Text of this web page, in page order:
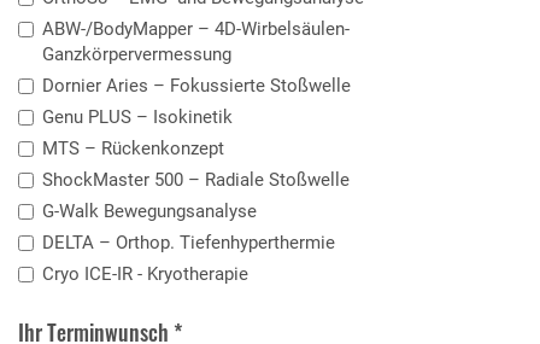
ABW-/BodyMapper – 4D-Wirbelsäulen-
Ganzkörpervermessung
Dornier Aries – Fokussierte Stoßwelle
Genu PLUS – Isokinetik
MTS – Rückenkonzept
ShockMaster 500 – Radiale Stoßwelle
G-Walk Bewegungsanalyse
DELTA – Orthop. Tiefenhyperthermie
Cryo ICE-IR - Kryotherapie
Ihr Terminwunsch *